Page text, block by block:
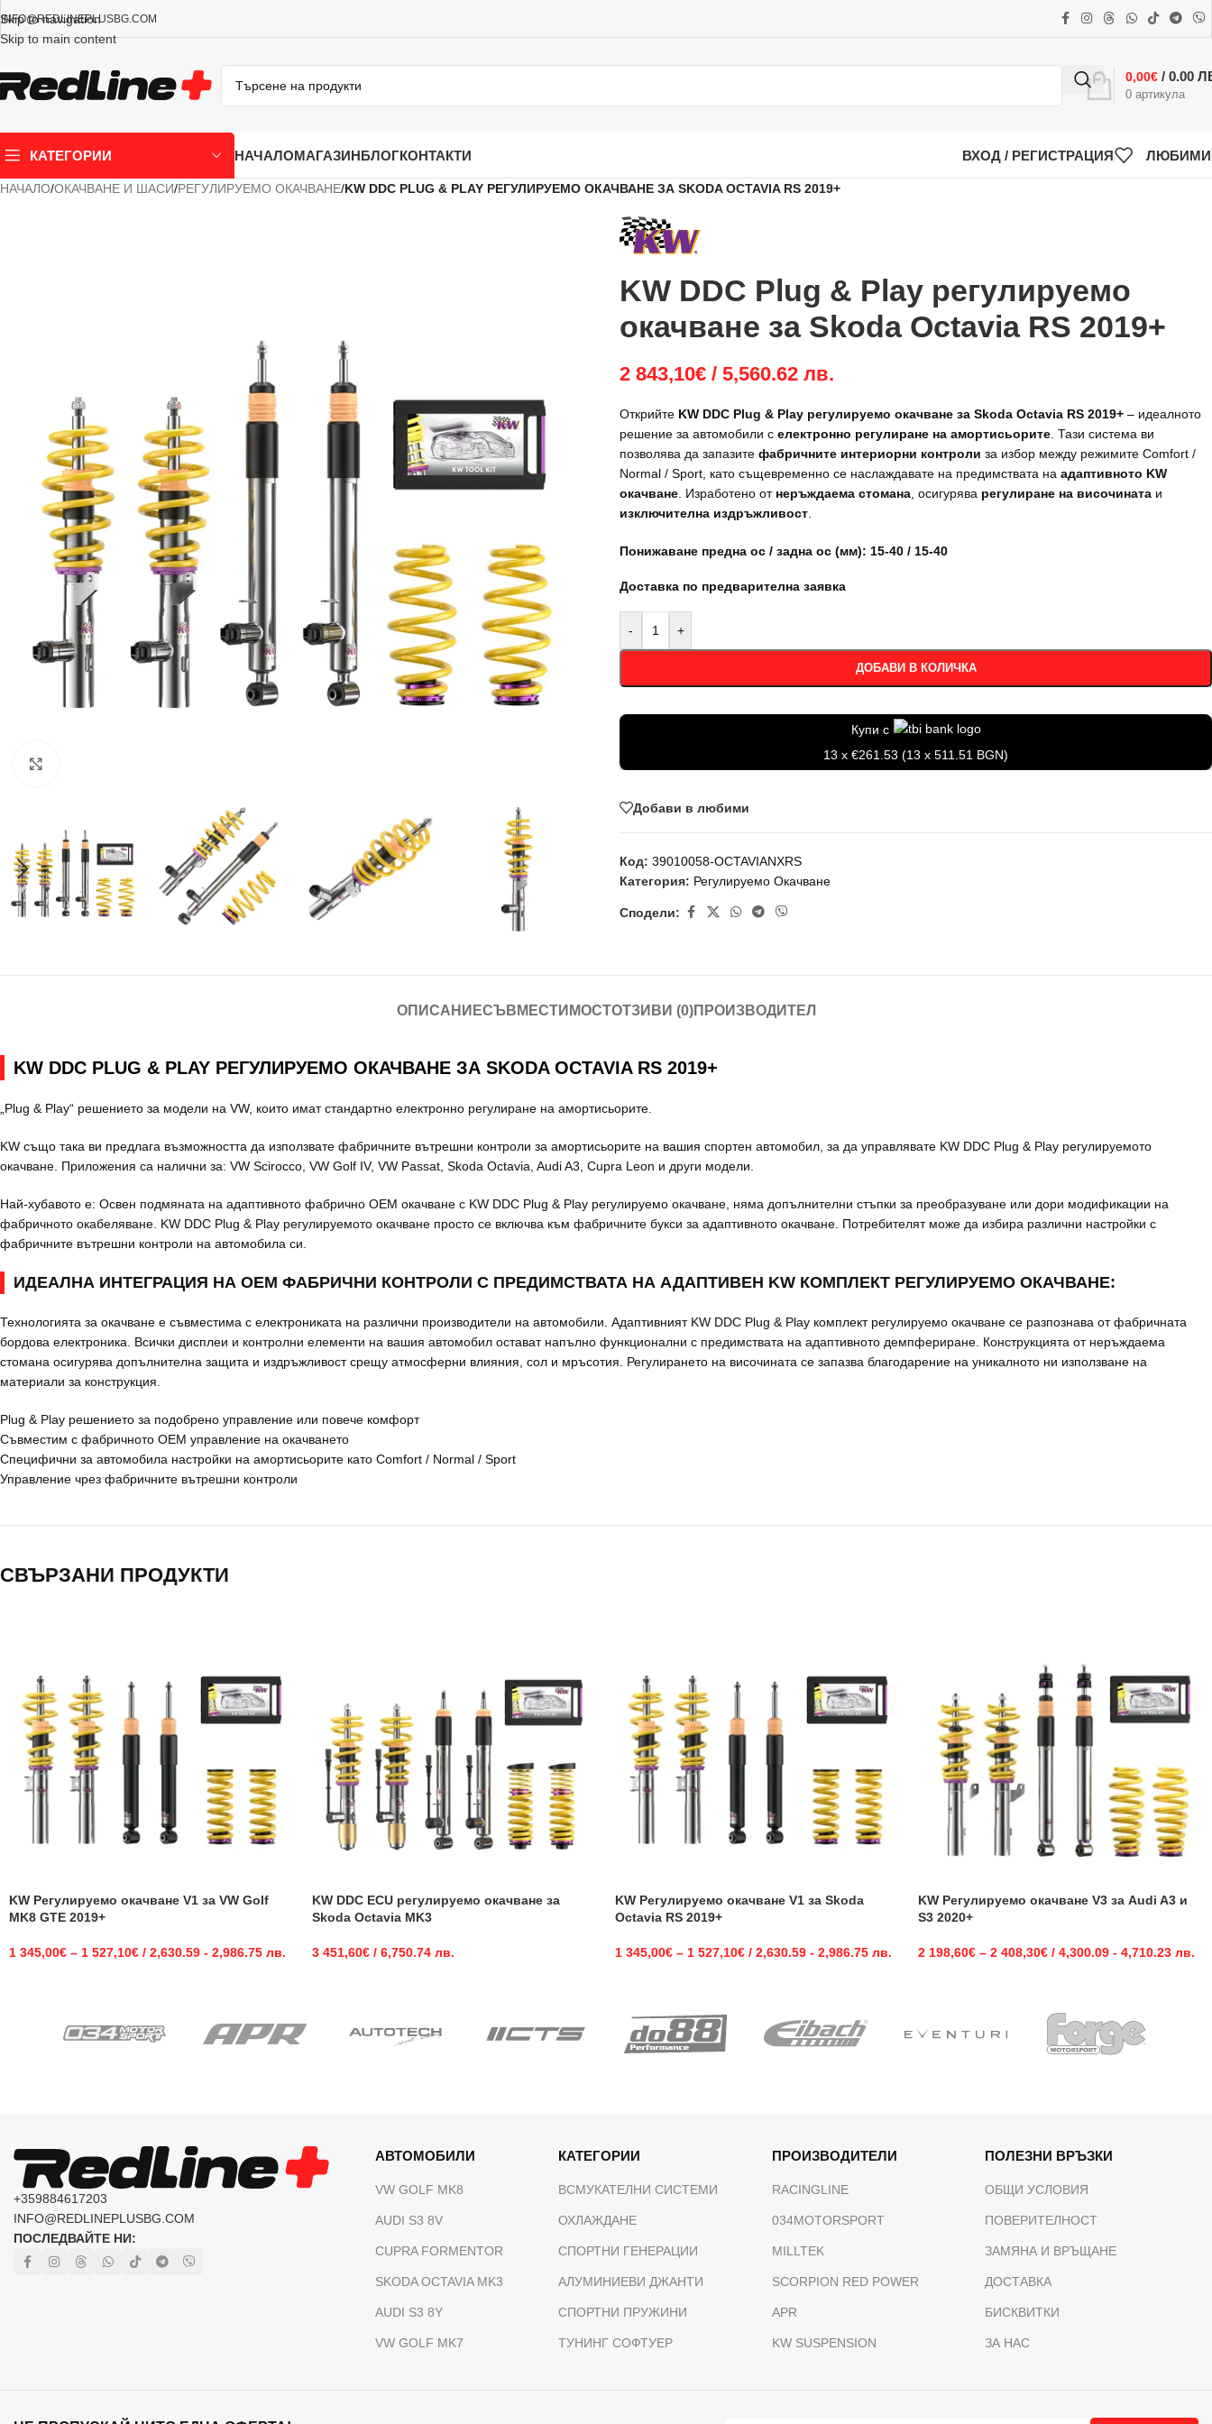
Skip to navigation
Skip to main content
INFO@REDLINEPLUSBG.COM
0 артикула
0,00€ / 0.00
КАТЕГОРИИ НАЧАЛОМАГАЗИНБЛОГКОНТАКТИ ВХОД / РЕГИСТРАЦИЯ ЛЮБИМИ
НАЧАЛО/ОКАЧВАНЕ И ШАСИ/РЕГУЛИРУЕМО ОКАЧВАНЕ/KW DDC PLUG & PLAY РЕГУЛИРУЕМО ОКАЧВАНЕ ЗА SKODA OCTAVIA RS 2019+
KW DDC Plug & Play регулируемо
окачване за Skoda Octavia RS 2019+
2 843,10€ / 5,560.62 лв.
Открийте KW DDC Plug & Play регулируемо окачване за Skoda Octavia RS 2019+ – идеалното
решение за автомобили с електронно регулиране на амортисьорите. Тази система ви
позволява да запазите фабричните интериорни контроли за избор между режимите Comfort /
Normal / Sport, като същевременно се наслаждавате на предимствата на адаптивното KW
окачване. Изработено от неръждаема стомана, осигурява регулиране на височината и
изключителна издръжливост.
Понижаване предна ос / задна ос (мм): 15-40 / 15-40
Доставка по предварителна заявка
- +
ДОБАВИ В КОЛИЧКА
Купи с
13 x €261.53 (13 x 511.51 BGN)
Добави в любими
Код: 39010058-OCTAVIANXRS
Категория: Регулируемо Окачване
Сподели:
ОПИСАНИЕСЪВМЕСТИМОСТОТЗИВИ (0)ПРОИЗВОДИТЕЛ
KW DDC PLUG & PLAY РЕГУЛИРУЕМО ОКАЧВАНЕ ЗА SKODA OCTAVIA RS 2019+
„Plug & Play“ решението за модели на VW, които имат стандартно електронно регулиране на амортисьорите.
KW също така ви предлага възможността да използвате фабричните вътрешни контроли за амортисьорите на вашия спортен автомобил, за да управлявате KW DDC Plug & Play регулируемото
окачване. Приложения са налични за: VW Scirocco, VW Golf IV, VW Passat, Skoda Octavia, Audi A3, Cupra Leon и други модели.
Най-хубавото е: Освен подмяната на адаптивното фабрично OEM окачване с KW DDC Plug & Play регулируемо окачване, няма допълнителни стъпки за преобразуване или дори модификации на
фабричното окабеляване. KW DDC Plug & Play регулируемото окачване просто се включва към фабричните букси за адаптивното окачване. Потребителят може да избира различни настройки с
фабричните вътрешни контроли на автомобила си.
ИДЕАЛНА ИНТЕГРАЦИЯ НА OEM ФАБРИЧНИ КОНТРОЛИ С ПРЕДИМСТВАТА НА АДАПТИВЕН KW КОМПЛЕКТ РЕГУЛИРУЕМО ОКАЧВАНЕ:
Технологията за окачване е съвместима с електрониката на различни производители на автомобили. Адаптивният KW DDC Plug & Play комплект регулируемо окачване се разпознава от фабричната
бордова електроника. Всички дисплеи и контролни елементи на вашия автомобил остават напълно функционални с предимствата на адаптивното демпфериране. Конструкцията от неръждаема
стомана осигурява допълнителна защита и издръжливост срещу атмосферни влияния, сол и мръсотия. Регулирането на височината се запазва благодарение на уникалното ни използване на
материали за конструкция.
Plug & Play решението за подобрено управление или повече комфорт
Съвместим с фабричното OEM управление на окачването
Специфични за автомобила настройки на амортисьорите като Comfort / Normal / Sport
Управление чрез фабричните вътрешни контроли
СВЪРЗАНИ ПРОДУКТИ
KW Регулируемо окачване V1 за VW Golf
MK8 GTE 2019+
1 345,00€ – 1 527,10€ / 2,630.59 - 2,986.75 лв.
KW DDC ECU регулируемо окачване за
Skoda Octavia MK3
3 451,60€ / 6,750.74 лв.
KW Регулируемо окачване V1 за Skoda
Octavia RS 2019+
1 345,00€ – 1 527,10€ / 2,630.59 - 2,986.75 лв.
KW Регулируемо окачване V3 за Audi A3 и
S3 2020+
2 198,60€ – 2 408,30€ / 4,300.09 - 4,710.23 лв.
+359884617203
INFO@REDLINEPLUSBG.COM
ПОСЛЕДВАЙТЕ НИ:
АВТОМОБИЛИ
VW GOLF MK8
AUDI S3 8V
CUPRA FORMENTOR
SKODA OCTAVIA MK3
AUDI S3 8Y
VW GOLF MK7
КАТЕГОРИИ
ВСМУКАТЕЛНИ СИСТЕМИ
ОХЛАЖДАНЕ
СПОРТНИ ГЕНЕРАЦИИ
АЛУМИНИЕВИ ДЖАНТИ
СПОРТНИ ПРУЖИНИ
ТУНИНГ СОФТУЕР
ПРОИЗВОДИТЕЛИ
RACINGLINE
034MOTORSPORT
MILLTEK
SCORPION RED POWER
APR
KW SUSPENSION
ПОЛЕЗНИ ВРЪЗКИ
ОБЩИ УСЛОВИЯ
ПОВЕРИТЕЛНОСТ
ЗАМЯНА И ВРЪЩАНЕ
ДОСТАВКА
БИСКВИТКИ
ЗА НАС